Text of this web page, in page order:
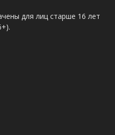
для лиц старше 16 лет